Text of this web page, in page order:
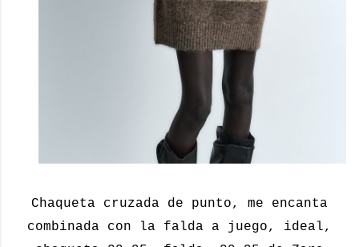
Chaqueta cruzada de punto, me encanta
combinada con la falda a juego, ideal,